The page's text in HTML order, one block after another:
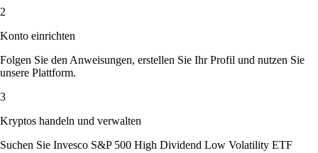
2
Konto einrichten
Folgen Sie den Anweisungen, erstellen Sie Ihr Profil und nutzen Sie
unsere Plattform.
3
Kryptos handeln und verwalten
Suchen Sie Invesco S&P 500 High Dividend Low Volatility ETF